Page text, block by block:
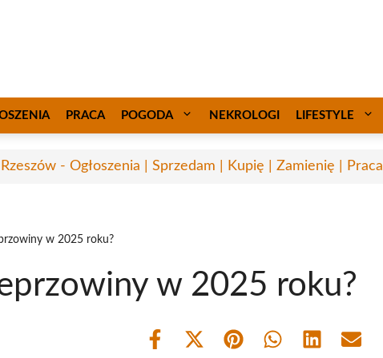
PRACA POGODA NEKROLOGI LIFESTYLE
Rzeszów - Ogłoszenia | Sprzedam | Kupię | Zamienię | Praca
w 2025 roku?
w 2025 roku?
Share
Share Share Share Share Share